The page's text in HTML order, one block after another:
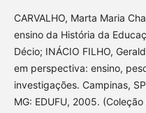
CARVALHO, Marta Maria
ensino da História da
Décio; INÁCIO FILHO,
em perspectiva: ensino,
investigações. Campinas,
MG: EDUFU, 2005.